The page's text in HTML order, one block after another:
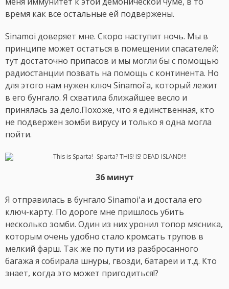
время как все остальные ей подвержены.
Sinamoi доверяет мне. Скоро наступит ночь. Мы в
принципе может остаться в помещении спасателей;
тут достаточно припасов и мы могли бы с помощью
радиостанции позвать на помощь с континента. Но
для этого нам нужен ключ Sinamoi'а, который лежит
в его бунгало. Я схватила ближайшее весло и
принялась за дело.Похоже, что я единственная, кто
не подвержен зомби вирусу и только я одна могла
пойти.
36 минут
Я отправилась в бунгало Sinamoi'а и достала его
ключ-карту. По дороге мне пришлось убить
несколько зомби. Один из них уронил топор мясника,
которым очень удобно стало кромсать трупов в
мелкий фарш. Так же по пути из разбросанного
багажа я собирала шнуры, гвозди, батареи и т.д. Кто
знает, когда это может пригодиться!?